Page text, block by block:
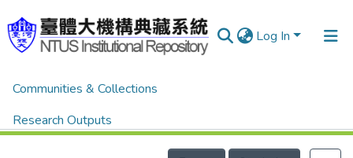
Log In
Communities & Collections
Research Outputs
Home 體育新聞剪報
Details